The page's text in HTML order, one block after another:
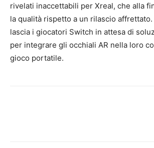
rivelati inaccettabili per Xreal, che alla
la qualità rispetto a un rilascio affrettato.
lascia i giocatori Switch in attesa di
per integrare gli occhiali AR nella loro
gioco portatile.